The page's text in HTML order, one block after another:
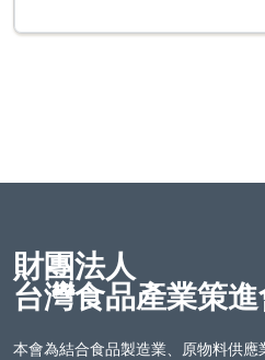
財團法人
台灣食品產業策
本會為結合食品製造業、原物料供